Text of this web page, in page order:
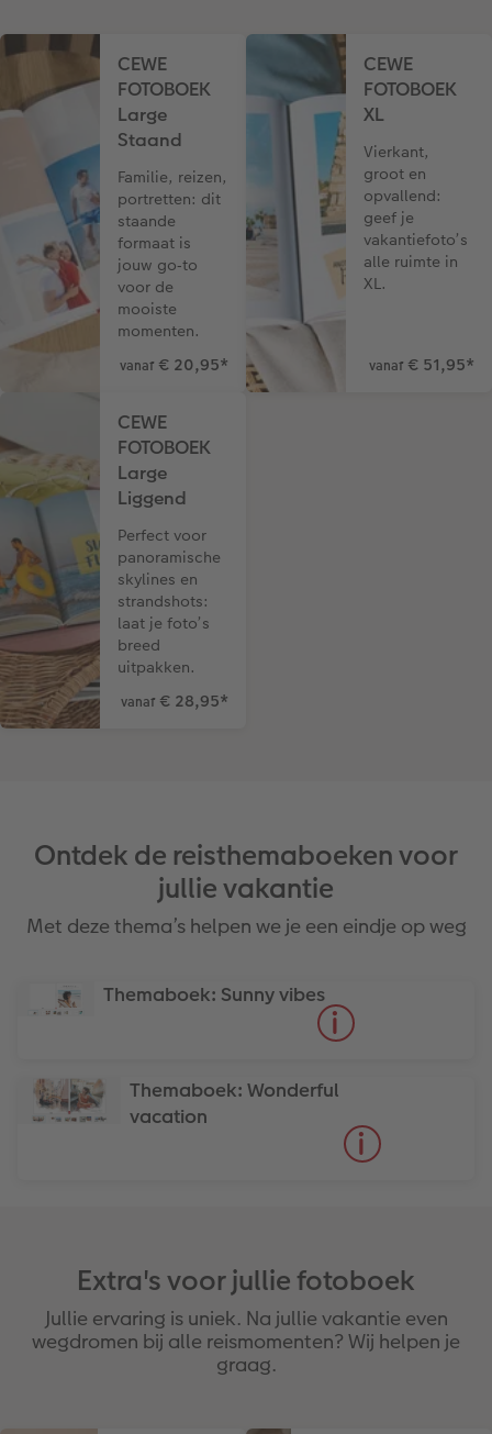
Art Collection
Ontwerpopties
Tips voor fotoboeken
Opslag in CEWE myPhotos
Alle extra's
CEWE Magazine
Tipa Awards
CEWE
FOTOBOEK
Large
Staand
Familie, reizen,
portretten: dit
staande
formaat is
jouw go‑to
voor de
mooiste
momenten.
vanaf € 20,95*
CEWE
FOTOBOEK
XL
Vierkant,
groot en
opvallend:
geef je
vakantiefoto’s
alle ruimte in
XL.
vanaf € 51,95*
CEWE
FOTOBOEK
Large
Liggend
Perfect voor
panoramische
skylines en
strandshots:
laat je foto’s
breed
uitpakken.
vanaf € 28,95*
Ontdek de reisthemaboeken voor
jullie vakantie
Met deze thema’s helpen we je een eindje op weg
Themaboek: Sunny vibes
Themaboek: Wonderful
vacation
Extra's voor jullie fotoboek
Jullie ervaring is uniek. Na jullie vakantie even
wegdromen bij alle reismomenten? Wij helpen je
graag.